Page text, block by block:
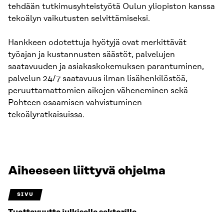
tehdään tutkimusyhteistyötä Oulun yliopiston kanssa
tekoälyn vaikutusten selvittämiseksi.
Hankkeen odotettuja hyötyjä ovat merkittävät
työajan ja kustannusten säästöt, palvelujen
saatavuuden ja asiakaskokemuksen parantuminen,
palvelun 24/7 saatavuus ilman lisähenkilöstöä,
peruuttamattomien aikojen väheneminen sekä
Pohteen osaamisen vahvistuminen
tekoälyratkaisuissa.
Aiheeseen liittyvä ohjelma
SIVU